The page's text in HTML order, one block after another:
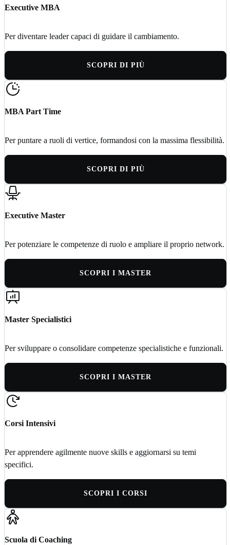
Executive MBA
Per diventare leader capaci di guidare il cambiamento.
SCOPRI DI PIÙ
MBA Part Time
Per puntare a ruoli di vertice, formandosi con la massima flessibilità.
SCOPRI DI PIÙ
Executive Master
Per potenziare le competenze di ruolo e ampliare il proprio network.
SCOPRI I MASTER
Master Specialistici
Per sviluppare o consolidare competenze specialistiche e funzionali.
SCOPRI I MASTER
Corsi Intensivi
Per apprendere agilmente nuove skills e aggiornarsi su temi
specifici.
SCOPRI I CORSI
Scuola di Coaching